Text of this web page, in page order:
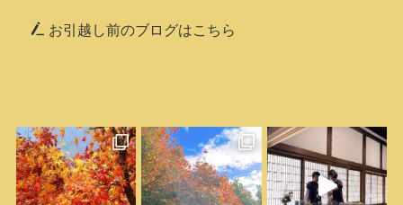
お引越し前のブログはこちら